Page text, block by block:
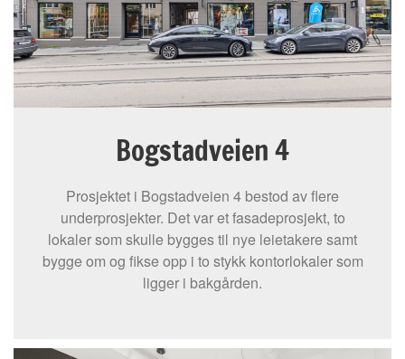
Bogstadveien 4
Prosjektet i Bogstadveien 4 bestod av flere
underprosjekter. Det var et fasadeprosjekt, to
lokaler som skulle bygges til nye leietakere samt
bygge om og fikse opp i to stykk kontorlokaler som
ligger i bakgården.